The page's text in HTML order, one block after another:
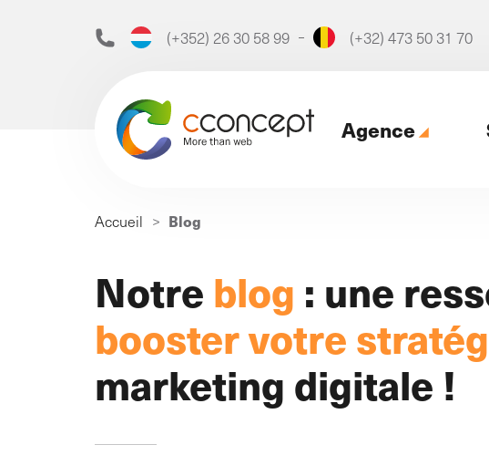
(+352) 26 30 58 99 (+32) 473 50 31 70
Agence
de
Notre agence
L’agence de marketing digital
qui depuis 1999 booste votre
Accueil > Blog
Notre blog : une
booster votre
marketing digitale !